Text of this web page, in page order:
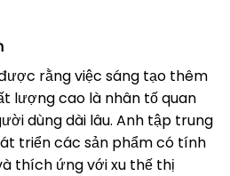
rằng việc sáng tạo thêm
lượng cao là nhân tố quan
dùng dài lâu. Anh tập trung
triển các sản phẩm có tính
thích ứng với xu thế thị